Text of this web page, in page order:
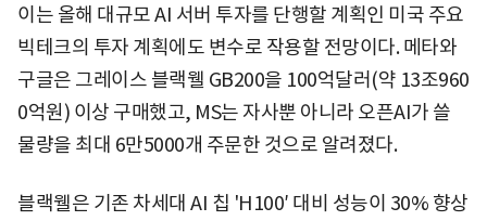
이는 올해 대규모 AI 서버 투자를 단행할 계획인 미국 주요
빅테크의 투자 계획에도 변수로 작용할 전망이다. 메타와
구글은 그레이스 블랙웰 GB200을 100억달러(약 13조960
0억원) 이상 구매했고, MS는 자사뿐 아니라 오픈AI가 쓸
물량을 최대 6만5000개 주문한 것으로 알려졌다.
블랙웰은 기존 차세대 AI 칩 'H100′ 대비 성능이 30% 향상